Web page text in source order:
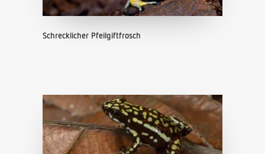
Schrecklicher Pfeilgiftfrosch